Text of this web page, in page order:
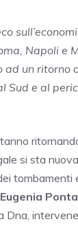
Napoli e
ad un ritorno
Sud e al
si sta
tombamenti
Eugenia
Dna,